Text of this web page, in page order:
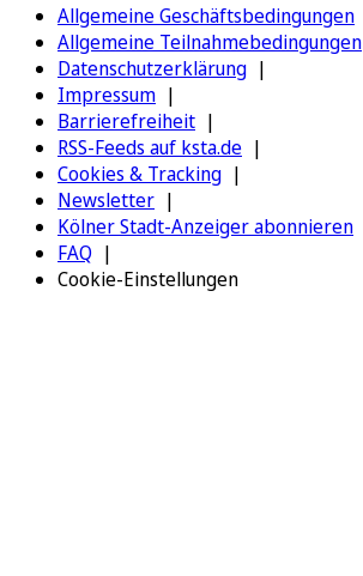
Allgemeine Geschäftsbedingungen
Allgemeine Teilnahmebedingungen
Datenschutzerklärung
Impressum
Barrierefreiheit
RSS-Feeds auf ksta.de
Cookies & Tracking
Newsletter
Kölner Stadt-Anzeiger abonnieren
FAQ
Cookie-Einstellungen